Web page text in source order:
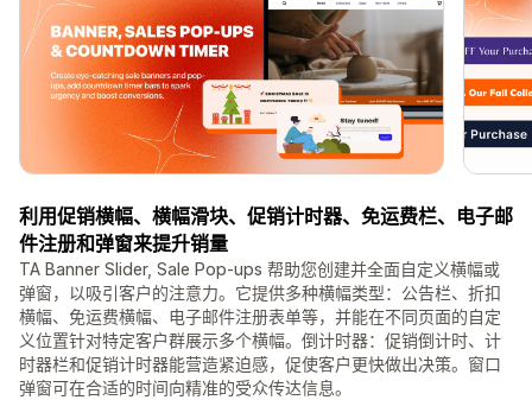
利用促销横幅、横幅滑块、促销计时器、免运费栏、电子邮
件注册和弹窗来提升销量
TA Banner Slider, Sale Pop-ups 帮助您创建并全面自定义横幅或
弹窗，以吸引客户的注意力。它提供多种横幅类型：公告栏、折扣
横幅、免运费横幅、电子邮件注册表单等，并能在不同页面的自定
义位置针对特定客户群展示多个横幅。倒计时器：促销倒计时、计
时器栏和促销计时器能营造紧迫感，促使客户更快做出决策。窗口
弹窗可在合适的时间向精准的受众传达信息。